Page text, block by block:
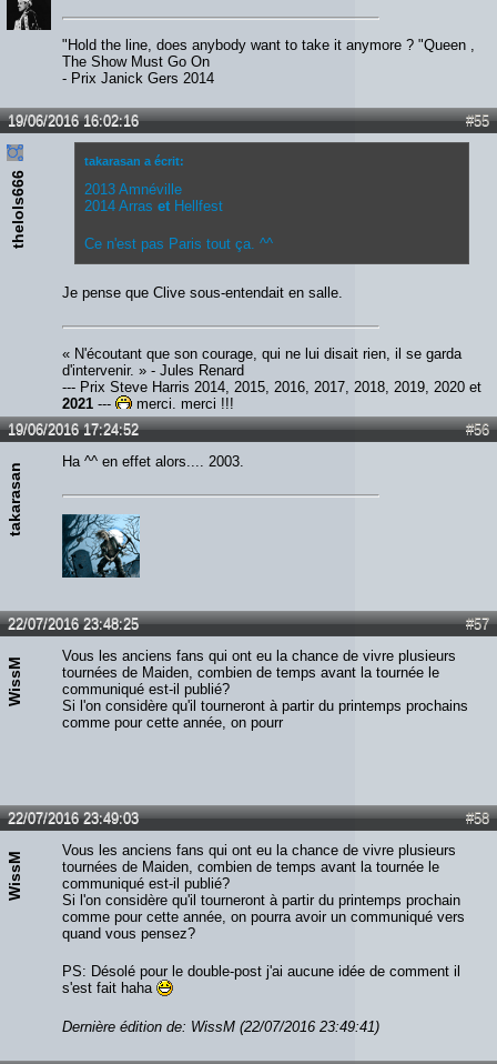
"Hold the line, does anybody want to take it anymore ? "Queen ,
The Show Must Go On
- Prix Janick Gers 2014
#55
19/06/2016 16:02:16
thelols666
takarasan a écrit:
2013 Amnéville
2014 Arraset Hellfest
Ce n'est pas Paris tout ça. ^^
Je pense que Clive sous-entendait en salle.
« N'écoutant que son courage, qui ne lui disait rien, il se garda
d'intervenir. » - Jules Renard
--- Prix Steve Harris 2014, 2015, 2016, 2017, 2018, 2019, 2020 et
2021 ---
merci, merci !!!
#56
19/06/2016 17:24:52
takarasan
Ha ^^ en effet alors.... 2003.
#57
22/07/2016 23:48:25
WissM
Vous les anciens fans qui ont eu la chance de vivre plusieurs
tournées de Maiden, combien de temps avant la tournée le
communiqué est-il publié?
Si l'on considère qu'il tourneront à partir du printemps prochains
comme pour cette année, on pourr
#58
22/07/2016 23:49:03
WissM
Vous les anciens fans qui ont eu la chance de vivre plusieurs
tournées de Maiden, combien de temps avant la tournée le
communiqué est-il publié?
Si l'on considère qu'il tourneront à partir du printemps prochain
comme pour cette année, on pourra avoir un communiqué vers
quand vous pensez?
PS: Désolé pour le double-post j'ai aucune idée de comment il
s'est fait haha
Dernière édition de: WissM (22/07/2016 23:49:41)